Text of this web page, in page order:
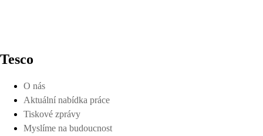
Tesco
O nás
Aktuální nabídka práce
Tiskové zprávy
Myslíme na budoucnost